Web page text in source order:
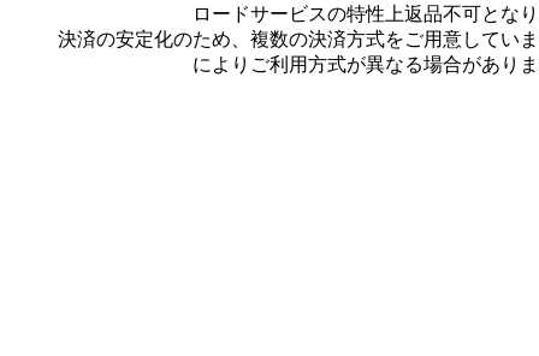
ロードサービスの特性上返品不可とな
決済の安定化のため、複数の決済方式をご用意してい
によりご利用方式が異なる場合があり